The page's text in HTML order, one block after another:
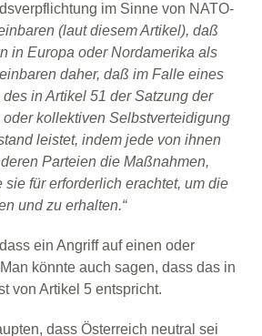
im Sinne von NATO-
(laut diesem Artikel), daß
in Europa oder Nordamerika als
daher, daß im Falle eines
in Artikel 51 der Satzung der
kollektiven Selbstverteidigung
leistet, indem jede von ihnen
Parteien die Maßnahmen,
für erforderlich erachtet, um die
und zu erhalten.“
ein Angriff auf einen oder
könnte auch sagen, dass das in
von Artikel 5 entspricht.
dass Österreich neutral sei